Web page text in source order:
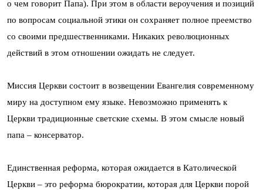
о чем говорит Папа). При этом в области вероучения и позиций
по вопросам социальной этики он сохраняет полное преемство
со своими предшественниками. Никаких революционных
действий в этом отношении ожидать не следует.
Миссия Церкви состоит в возвещении Евангелия современному
миру на доступном ему языке. Невозможно применять к
Церкви традиционные светские схемы. В этом смысле новый
папа – консерватор.
Единственная реформа, которая ожидается в Католической
Церкви – это реформа бюрократии, которая для Церкви порой